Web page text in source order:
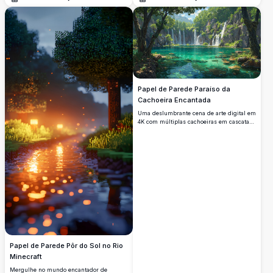
imagem captura maravilhosamente a
vegetação pixelada exuberante e a água
reflexiva, oferecendo uma escapada virtual
imersiva. Projetada para dispositivos
móveis, esta imagem de alta resolução
traz à vida a atmosfera pacífica de uma
natureza em blocos, perfeita para os
entusiastas do Minecraft que buscam
aprimorar sua interface móvel com um
toque calmante.
Abrir
canal. Esta obra de arte em alta resolução
captura o ambiente acolhedor de uma
noite aconchegante em um mundo
pixelizado.
Abrir
Papel de Parede Pôr do Sol no Rio
Minecraft
Mergulhe no mundo encantador de
Papel de Parede Paraíso da
Cachoeira Encantada
Uma deslumbrante cena de arte digital em
4K com múltiplas cachoeiras em cascata